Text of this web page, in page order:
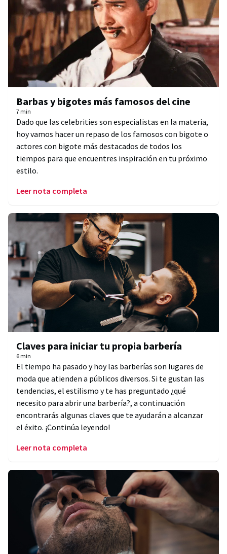
Barbas y bigotes más famosos del cine
7 min
Dado que las celebrities son especialistas en la materia,
hoy vamos hacer un repaso de los famosos con bigote o
actores con bigote más destacados de todos los
tiempos para que encuentres inspiración en tu próximo
estilo.
Leer nota completa
Claves para iniciar tu propia barbería
6 min
El tiempo ha pasado y hoy las barberías son lugares de
moda que atienden a públicos diversos. Si te gustan las
tendencias, el estilismo y te has preguntado ¿qué
necesito para abrir una barbería?, a continuación
encontrarás algunas claves que te ayudarán a alcanzar
el éxito. ¡Continúa leyendo!
Leer nota completa